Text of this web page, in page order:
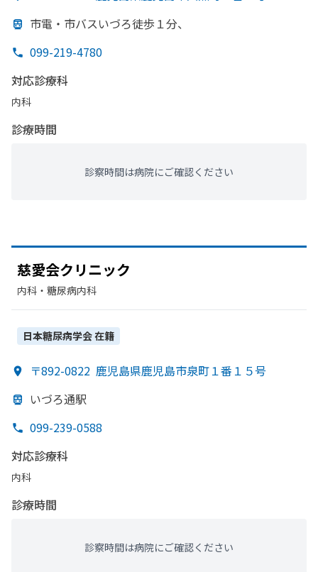
市電・市バスいづろ徒歩１分、
099-219-4780
対応診療科
内科
診療時間
診察時間は病院にご確認ください
慈愛会クリニック
内科・​糖尿病内科
日本糖尿病学会在籍
〒892-0822 鹿児島県鹿児島市泉町１番１５号
いづろ通駅
099-239-0588
対応診療科
内科
診療時間
診察時間は病院にご確認ください